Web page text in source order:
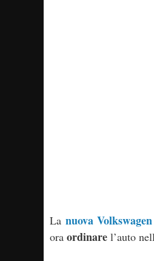
La nuova
ora ordinare l’auto